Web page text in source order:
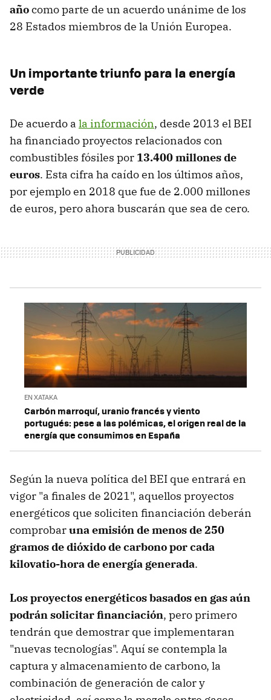
añocomo parte de un acuerdo unánime de los
28 Estados miembros de la Unión Europea.
Un importante triunfo para la energía
verde
De acuerdo a la información, desde 2013 el BEI
ha financiado proyectos relacionados con
combustibles fósiles por 13.400 millones de
euros. Esta cifra ha caído en los últimos años,
por ejemplo en 2018 que fue de 2.000 millones
de euros, pero ahora buscarán que sea de cero.
EN XATAKA
Carbón marroquí, uranio francés y viento
portugués: pese a las polémicas, el origen real de la
energía que consumimos en España
Según la nueva política del BEI que entrará en
vigor "a finales de 2021", aquellos proyectos
energéticos que soliciten financiación deberán
comprobaruna emisión de menos de 250
gramos de dióxido de carbono por cada
kilovatio-hora de energía generada.
Los proyectos energéticos basados en gas aún
podrán solicitar financiación, pero primero
tendrán que demostrar que implementaran
"nuevas tecnologías". Aquí se contempla la
captura y almacenamiento de carbono, la
combinación de generación de calor y